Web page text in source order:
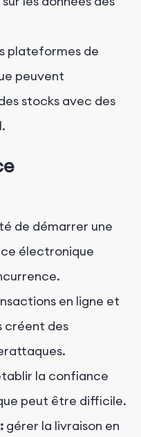
plateformes de
peuvent
stocks avec des
de démarrer une
électronique
en ligne et
créent des
la confiance
peut être difficile.
gérer la livraison en